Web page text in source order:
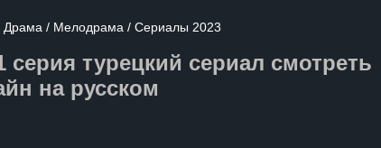
Драма / Мелодрама / Сериалы 2023
турецкий сериал смотреть
на русском